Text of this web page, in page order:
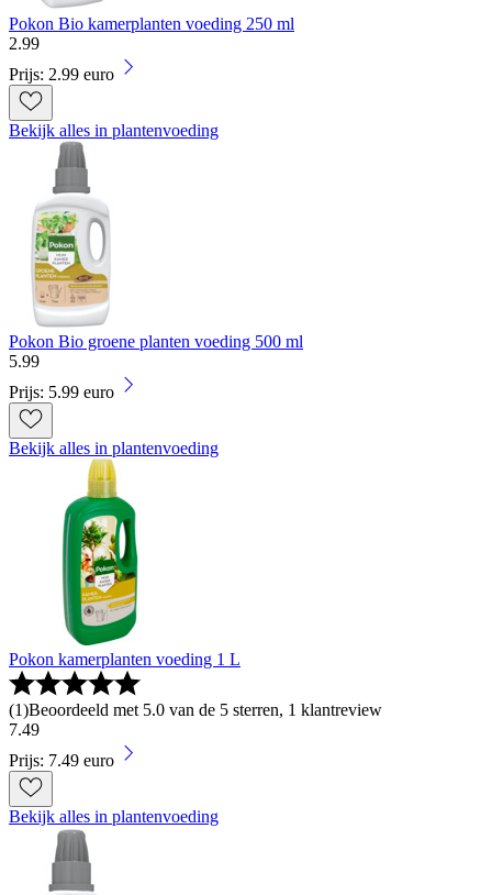
Pokon Bio kamerplanten voeding 250 ml
2.99
Prijs: 2.99 euro
Bekijk alles in plantenvoeding
Pokon Bio groene planten voeding 500 ml
5.99
Prijs: 5.99 euro
Bekijk alles in plantenvoeding
Pokon kamerplanten voeding 1 L
(1)Beoordeeld met 5.0 van de 5 sterren, 1 klantreview
7.49
Prijs: 7.49 euro
Bekijk alles in plantenvoeding